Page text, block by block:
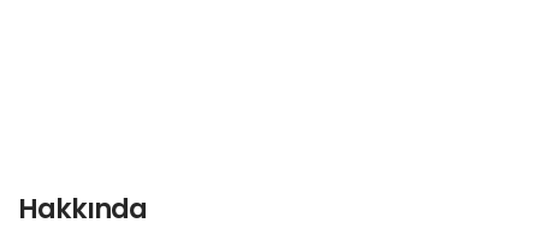
Hakkında